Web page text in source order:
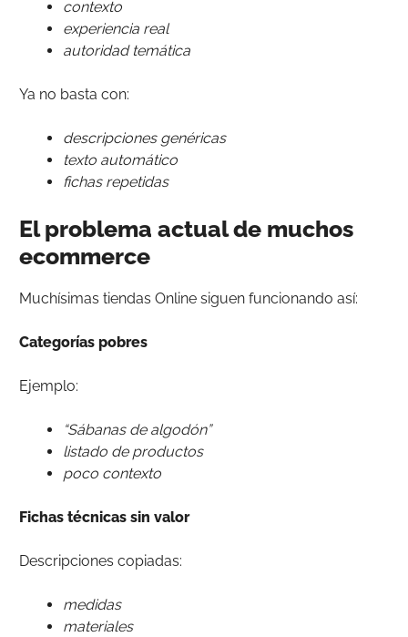
contexto
experiencia real
autoridad temática
Ya no basta con:
descripciones genéricas
texto automático
fichas repetidas
El problema actual de muchos
ecommerce
Muchísimas tiendas Online siguen funcionando así:
Categorías pobres
Ejemplo:
“Sábanas de algodón”
listado de productos
poco contexto
Fichas técnicas sin valor
Descripciones copiadas:
medidas
materiales